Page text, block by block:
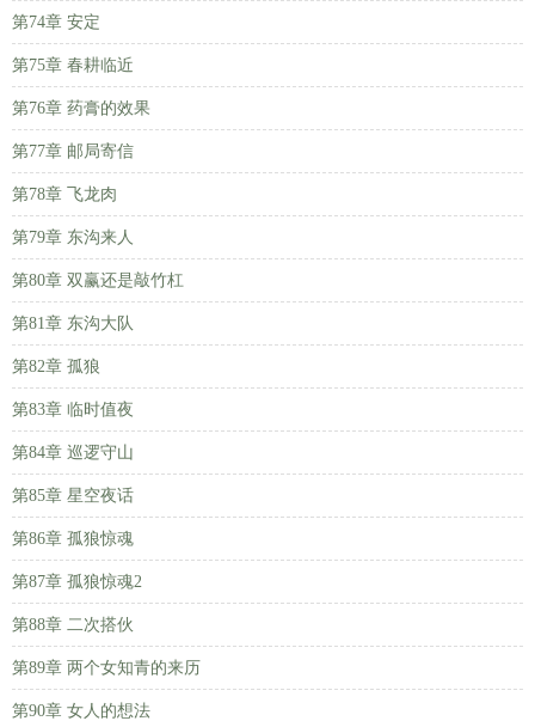
第74章 安定
第75章 春耕临近
第76章 药膏的效果
第77章 邮局寄信
第78章 飞龙肉
第79章 东沟来人
第80章 双赢还是敲竹杠
第81章 东沟大队
第82章 孤狼
第83章 临时值夜
第84章 巡逻守山
第85章 星空夜话
第86章 孤狼惊魂
第87章 孤狼惊魂2
第88章 二次搭伙
第89章 两个女知青的来历
第90章 女人的想法